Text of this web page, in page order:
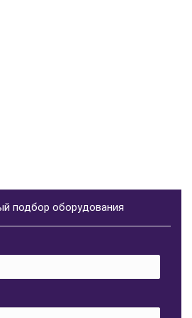
подбор оборудования